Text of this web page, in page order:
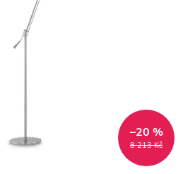
8 213 Kč
–20 %